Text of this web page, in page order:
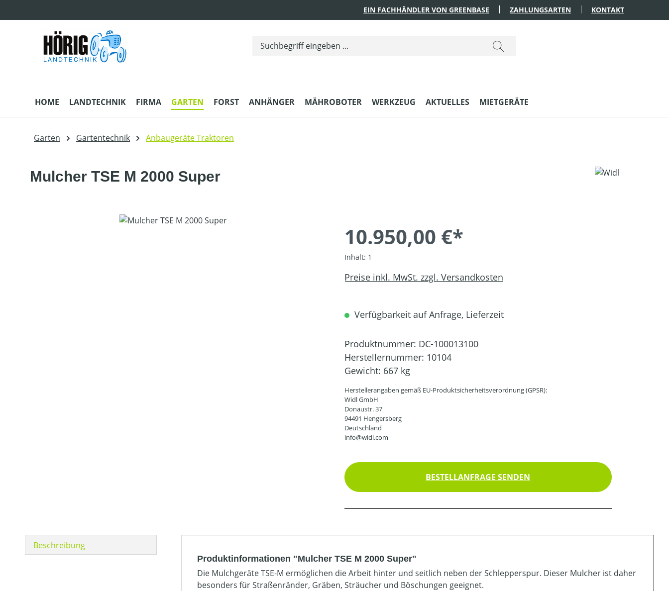
EIN FACHHÄNDLER VON GREENBASE ZAHLUNGSARTEN KONTAKT
HOME LANDTECHNIK FIRMA GARTEN FORST ANHÄNGER MÄHROBOTER WERKZEUG AKTUELLES MIETGERÄTE
Garten Gartentechnik Anbaugeräte Traktoren
Mulcher TSE M 2000 Super
Bildergalerie überspringen
10.950,00 €*
Inhalt: 1
Preise inkl. MwSt. zzgl. Versandkosten
Verfügbarkeit auf Anfrage, Lieferzeit
Produktnummer: DC-100013100
Herstellernummer: 10104
Gewicht: 667 kg
Herstellerangaben gemäß EU-Produktsicherheitsverordnung (GPSR):
Widl GmbH
Donaustr. 37
94491 Hengersberg
Deutschland
info@widl.com
BESTELLANFRAGE SENDEN
Beschreibung
Produktinformationen "Mulcher TSE M 2000 Super"
Die Mulchgeräte TSE-M ermöglichen die Arbeit hinter und seitlich neben der Schlepperspur. Dieser Mulcher ist daher
besonders für Straßenränder, Gräben, Sträucher und Böschungen geeignet.